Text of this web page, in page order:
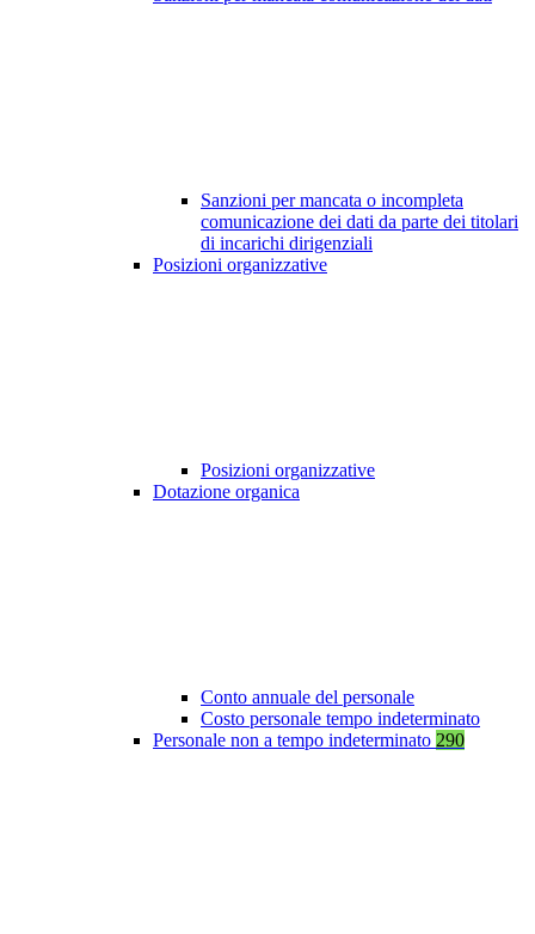
Sanzioni per mancata o incompleta
comunicazione dei dati da parte dei titolari
di incarichi dirigenziali
Posizioni organizzative
Posizioni organizzative
Dotazione organica
Conto annuale del personale
Costo personale tempo indeterminato
Personale non a tempo indeterminato 290